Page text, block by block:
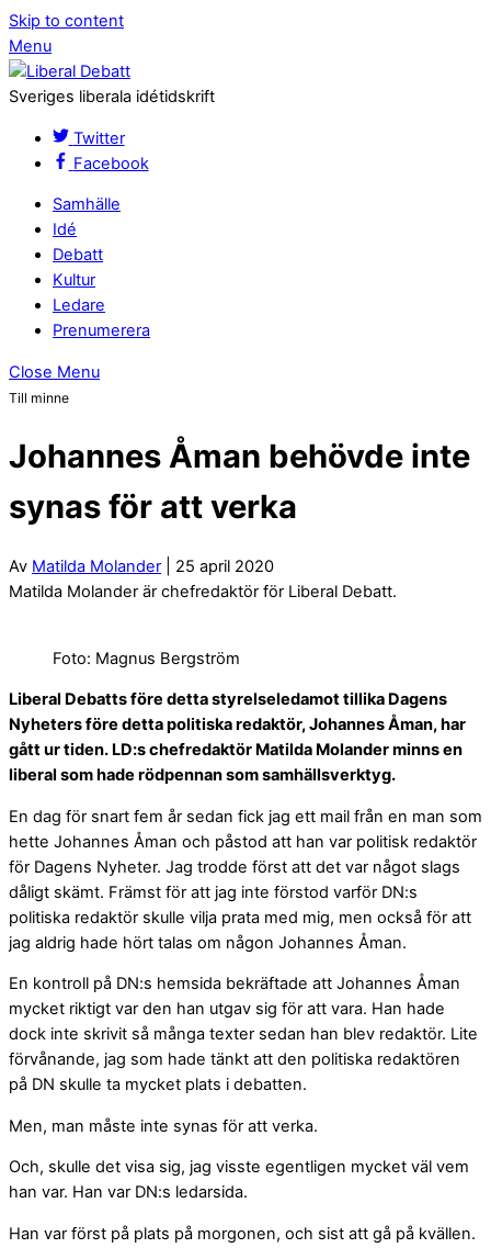
Skip to content
Menu
Sveriges liberala idétidskrift
Twitter
Facebook
Samhälle
Idé
Debatt
Kultur
Ledare
Prenumerera
Close Menu
Till minne
Johannes Åman behövde inte
synas för att verka
Av Matilda Molander | 25 april 2020
Matilda Molander är chefredaktör för Liberal Debatt.
Foto: Magnus Bergström
Liberal Debatts före detta styrelseledamot tillika Dagens
Nyheters före detta politiska redaktör, Johannes Åman, har
gått ur tiden. LD:s chefredaktör Matilda Molander minns en
liberal som hade rödpennan som samhällsverktyg.
En dag för snart fem år sedan fick jag ett mail från en man som
hette Johannes Åman och påstod att han var politisk redaktör
för Dagens Nyheter. Jag trodde först att det var något slags
dåligt skämt. Främst för att jag inte förstod varför DN:s
politiska redaktör skulle vilja prata med mig, men också för att
jag aldrig hade hört talas om någon Johannes Åman.
En kontroll på DN:s hemsida bekräftade att Johannes Åman
mycket riktigt var den han utgav sig för att vara. Han hade
dock inte skrivit så många texter sedan han blev redaktör. Lite
förvånande, jag som hade tänkt att den politiska redaktören
på DN skulle ta mycket plats i debatten.
Men, man måste inte synas för att verka.
Och, skulle det visa sig, jag visste egentligen mycket väl vem
han var. Han var DN:s ledarsida.
Han var först på plats på morgonen, och sist att gå på kvällen.